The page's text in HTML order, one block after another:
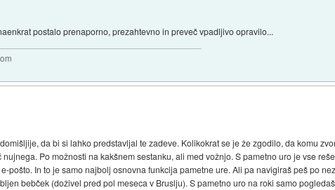
postalo prenaporno, prezahtevno in preveč vpadljivo opravilo...
da bi si lahko predstavljal te zadeve. Kolikokrat se je že zgodilo, da komu
Po možnosti na kakšnem sestanku, ali med vožnjo. S pametno uro je vse
pošto. In to je samo najbolj osnovna funkcija pametne ure. Ali pa navigiraš peš po
bebček (doživel pred pol meseca v Bruslju). S pametno uro na roki samo